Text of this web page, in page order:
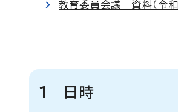
教育委員会議 資料（令
1 日時